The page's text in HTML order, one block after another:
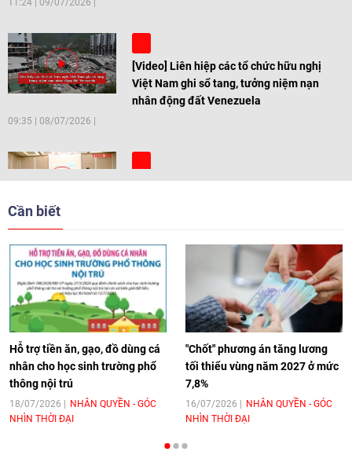
11:24 | 09/07/2026
[Video] Liên hiệp các tổ chức hữu nghị
Việt Nam ghi sổ tang, tưởng niệm nạn
nhân động đất Venezuela
09:35 | 08/07/2026
[Video] Trẻ em Đông Á cùng kiến tạo
[Video] Âm nhạc flamenco gắn kết văn
hoá Việt Nam - Tây Ban Nha
11:10 17/06/2026
[Video] Trao tặng Kỷ niệm chương "Vì
hòa bình, hữu nghị giữa các dân tộc"
cho Đại sứ Hungary tại Việt Nam
Cần biết
Hỗ trợ tiền ăn, gạo, đồ dùng cá
nhân cho học sinh trường phổ
thông nội trú
18/07/2026
NHÂN QUYỀN - GÓC
NHÌN THỜI ĐẠI
"Chốt" phương án tăng lương
tối thiểu vùng năm 2027 ở mức
7,8%
16/07/2026
NHÂN QUYỀN - GÓC
NHÌN THỜI ĐẠI